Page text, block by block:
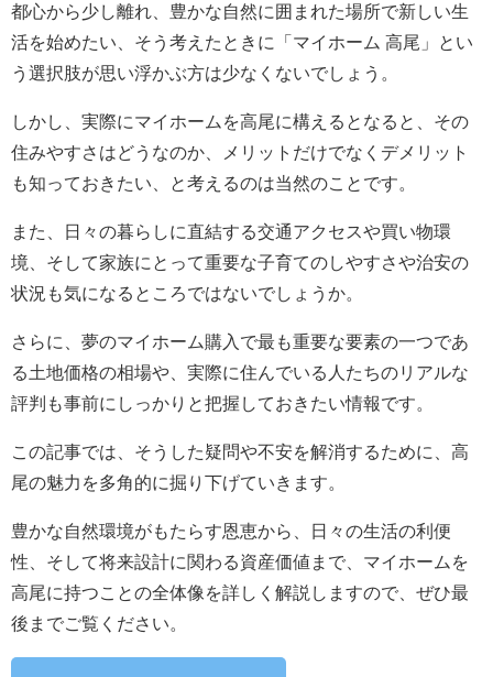
都心から少し離れ、豊かな自然に囲まれた場所で新しい生
活を始めたい、そう考えたときに「マイホーム 高尾」とい
う選択肢が思い浮かぶ方は少なくないでしょう。
しかし、実際にマイホームを高尾に構えるとなると、その
住みやすさはどうなのか、メリットだけでなくデメリット
も知っておきたい、と考えるのは当然のことです。
また、日々の暮らしに直結する交通アクセスや買い物環
境、そして家族にとって重要な子育てのしやすさや治安の
状況も気になるところではないでしょうか。
さらに、夢のマイホーム購入で最も重要な要素の一つであ
る土地価格の相場や、実際に住んでいる人たちのリアルな
評判も事前にしっかりと把握しておきたい情報です。
この記事では、そうした疑問や不安を解消するために、高
尾の魅力を多角的に掘り下げていきます。
豊かな自然環境がもたらす恩恵から、日々の生活の利便
性、そして将来設計に関わる資産価値まで、マイホームを
高尾に持つことの全体像を詳しく解説しますので、ぜひ最
後までご覧ください。